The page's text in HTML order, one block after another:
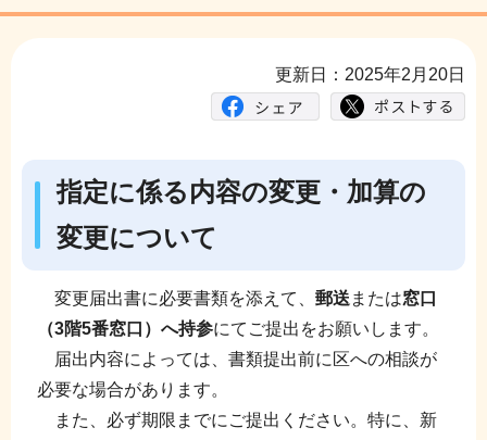
す
か
更新日：2025年2月20日
指定に係る内容の変更・加算の
変更について
変更届出書に必要書類を添えて、 郵送 または窓口
（3階5番窓口）へ持参にてご提出をお願いします。
届出内容によっては、書類提出前に区への相談が
必要な場合があります。
また、必ず期限までにご提出ください。特に、新